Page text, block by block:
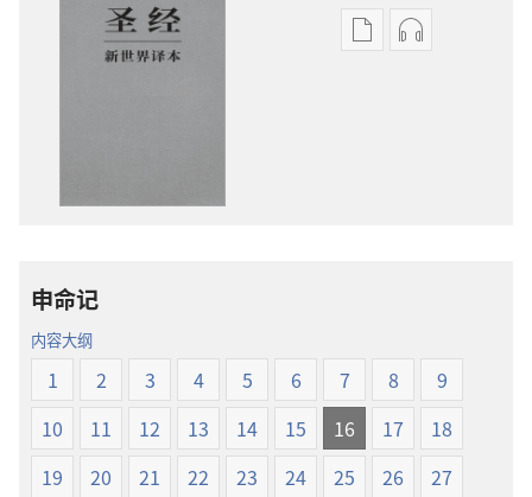
电
新
界
译
录
译
申命记
内容大纲
1 2 3 4 5 6 7 8
9
10
11 12 13 14 15 16 17
18
19
20 21 22 23 24 25 26
27